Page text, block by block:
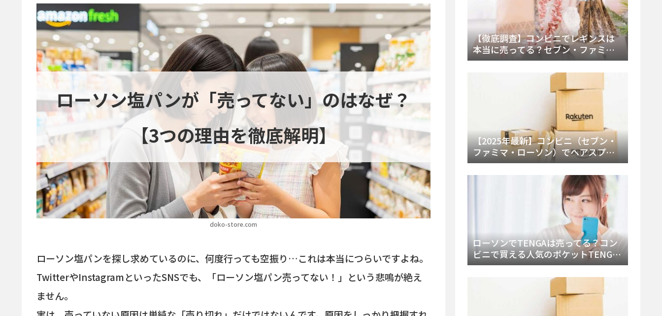
doko-store.com
ローソン塩パンが「売ってない」のはなぜ？
【3つの理由を徹底解明】
ローソン塩パンを探し求めているのに、何度行っても空振り…これは本当につらいですよね。
TwitterやInstagramといったSNSでも、「ローソン塩パン売ってない！」という悲鳴が絶え
ません。
【徹底調査】コンビニでレギンスは
本当に売ってる？セブン・ファミ
マ・ローソンの取扱店舗とメーカ
ー・内容物を詳しく調べてみた！
【2025年最新】コンビニ（セブン・
ファミマ・ローソン）でヘアスプレ
ーは売ってる？販売場所と買える種
類・値段を徹底調査！
ローソンでTENGAは売ってる？コン
ビニで買える人気のポケットTENGA
とエッグの取り扱い店舗と陳列場所